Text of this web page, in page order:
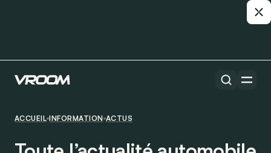
ACCUEIL INFORMATION ACTUS